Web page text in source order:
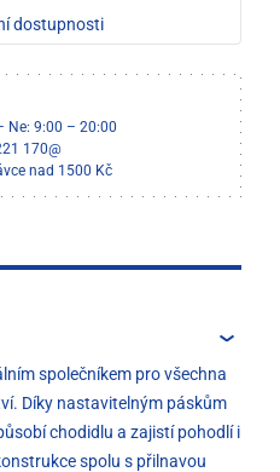
dostupnosti
Ne: 9:00 – 20:00
170@
nad 1500 Kč
společníkem pro všechna
Díky nastavitelným páskům
chodidlu a zajistí pohodlí i
spolu s přilnavou